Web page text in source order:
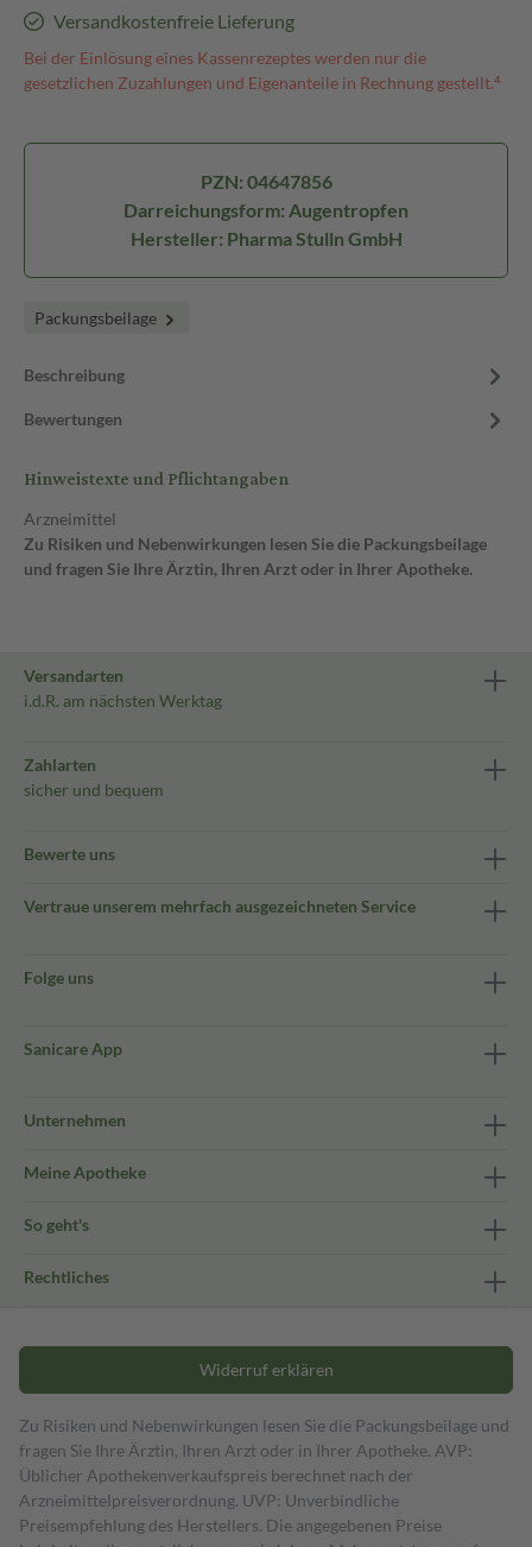
Versandkostenfreie Lieferung
Bei der Einlösung eines Kassenrezeptes werden nur die
gesetzlichen Zuzahlungen und Eigenanteile in Rechnung gestellt.⁴
PZN: 04647856
Darreichungsform: Augentropfen
Hersteller: Pharma Stulln GmbH
Packungsbeilage
Beschreibung
Bewertungen
Hinweistexte und Pflichtangaben
Arzneimittel
Zu Risiken und Nebenwirkungen lesen Sie die Packungsbeilage
und fragen Sie Ihre Ärztin, Ihren Arzt oder in Ihrer Apotheke.
Versandarten
i.d.R. am nächsten Werktag
Zahlarten
sicher und bequem
Bewerte uns
Vertraue unserem mehrfach ausgezeichneten Service
Folge uns
Sanicare App
Unternehmen
Meine Apotheke
So geht's
Rechtliches
Widerruf erklären
Zu Risiken und Nebenwirkungen lesen Sie die Packungsbeilage und
fragen Sie Ihre Ärztin, Ihren Arzt oder in Ihrer Apotheke. AVP:
Üblicher Apothekenverkaufspreis berechnet nach der
Arzneimittelpreisverordnung. UVP: Unverbindliche
Preisempfehlung des Herstellers. Die angegebenen Preise